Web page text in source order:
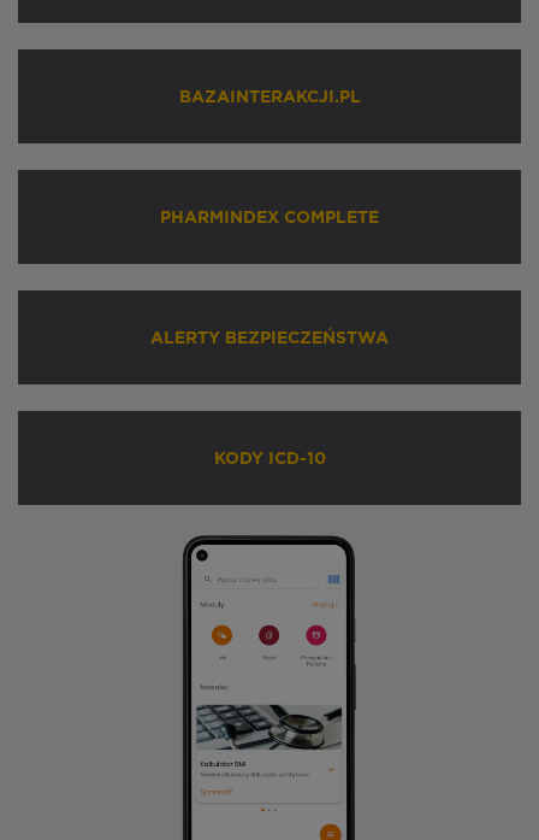
BAZAINTERAKCJI.PL
PHARMINDEX COMPLETE
ALERTY BEZPIECZEŃSTWA
KODY ICD-10